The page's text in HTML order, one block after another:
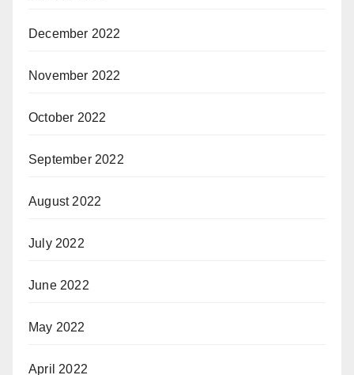
December 2022
November 2022
October 2022
September 2022
August 2022
July 2022
June 2022
May 2022
April 2022